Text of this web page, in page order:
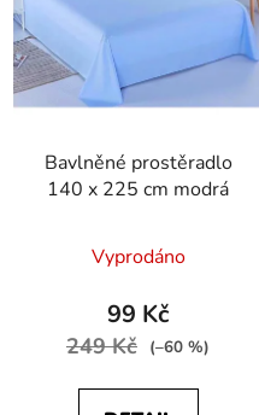
Bavlněné prostěradlo
140 x 225 cm modrá
Vyprodáno
99 Kč
249 Kč (–60 %)